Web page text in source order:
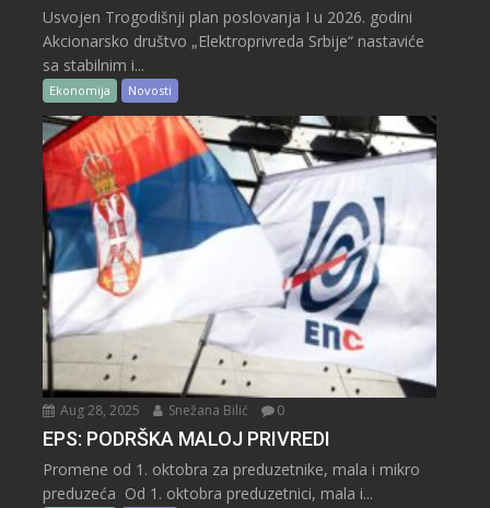
Usvojen Trogodišnji plan poslovanja I u 2026. godini
Akcionarsko društvo „Elektroprivreda Srbije“ nastaviće
sa stabilnim i...
Ekonomija Novosti
Aug 28, 2025 Snežana Bilić 0
EPS: PODRŠKA MALOJ PRIVREDI
Promene od 1. oktobra za preduzetnike, mala i mikro
preduzeća Od 1. oktobra preduzetnici, mala i...